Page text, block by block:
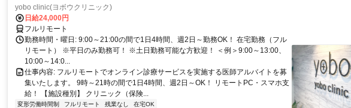
yobo clinic(ヨボウクリニック)
日給24,000円
フルリモート
勤務時間・曜日: 9:00～21:00の間で1日4時間、週2日～勤務OK！ 在宅勤務（フル
リモート） ※平日のみ勤務可！ ※土日勤務可能な方歓迎！ ＜例＞9:00～13:00、
10:00～14:0...
仕事内容: フルリモートでオンライン診療サービスを実施する医師アルバイトを募
集いたします。 9時～21時の間で1日4時間、週2日～OK！ リモートPC・スマホ支
給！ 【施設種別】 クリニック（保険...
変形労働時間制 フルリモート 残業なし 在宅OK